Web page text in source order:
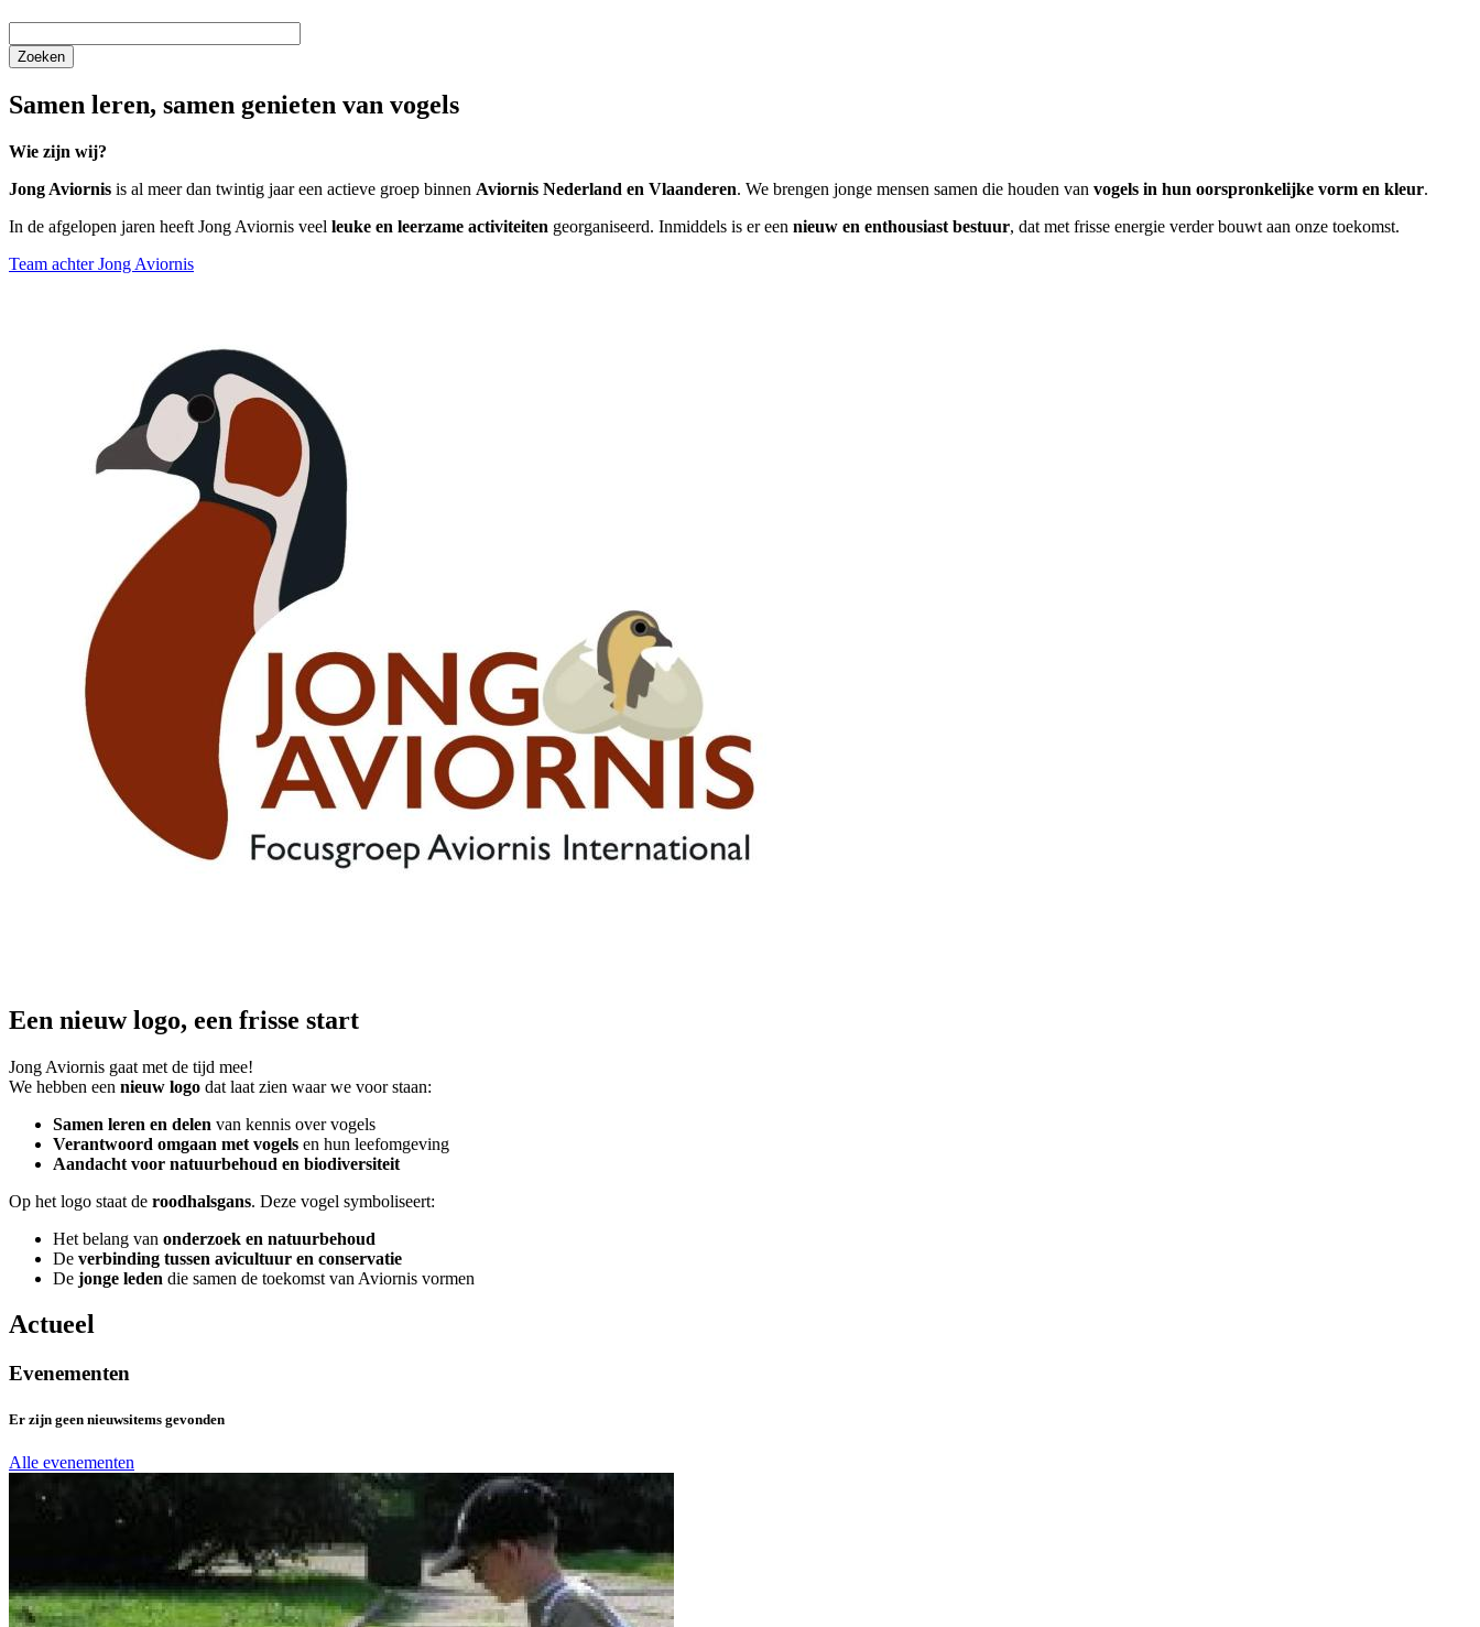
Samen leren, samen genieten van vogels
Wie zijn wij?
Jong Aviornis is al meer dan twintig jaar een actieve groep binnen Aviornis Nederland en Vlaanderen. We brengen jonge mensen samen die houden van vogels in hun oorspronkelijke vorm en kleur.
In de afgelopen jaren heeft Jong Aviornis veel leuke en leerzame activiteiten georganiseerd. Inmiddels is er een nieuw en enthousiast bestuur, dat met frisse energie verder bouwt aan onze toekomst.
Team achter Jong Aviornis
Een nieuw logo, een frisse start
Jong Aviornis gaat met de tijd mee!
We hebben een nieuw logo dat laat zien waar we voor staan:
Samen leren en delen van kennis over vogels
Verantwoord omgaan met vogels en hun leefomgeving
Aandacht voor natuurbehoud en biodiversiteit
Op het logo staat de roodhalsgans. Deze vogel symboliseert:
Het belang van onderzoek en natuurbehoud
De verbinding tussen avicultuur en conservatie
De jonge leden die samen de toekomst van Aviornis vormen
Actueel
Evenementen
Er zijn geen nieuwsitems gevonden
Alle evenementen